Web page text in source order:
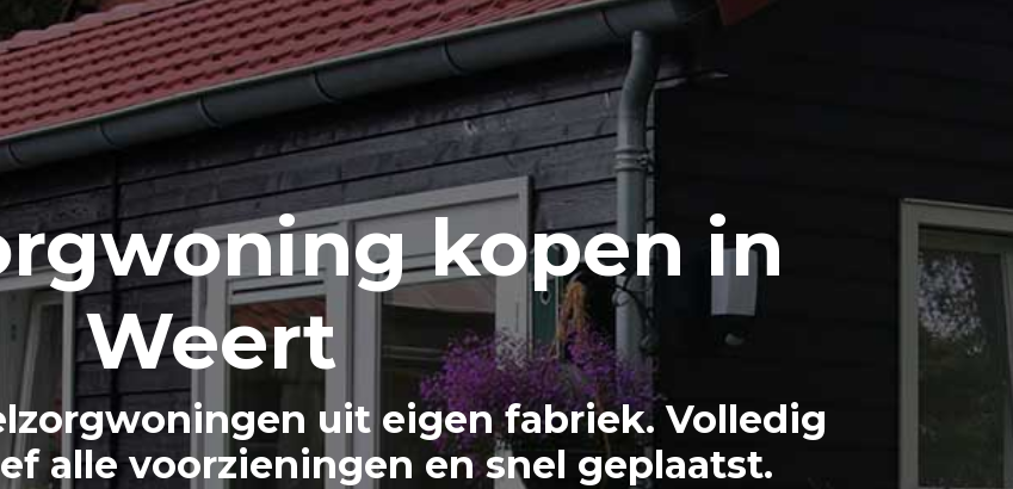
woning kopen in
Weert
uit eigen fabriek. Volledig
alle voorzieningen en snel geplaatst.